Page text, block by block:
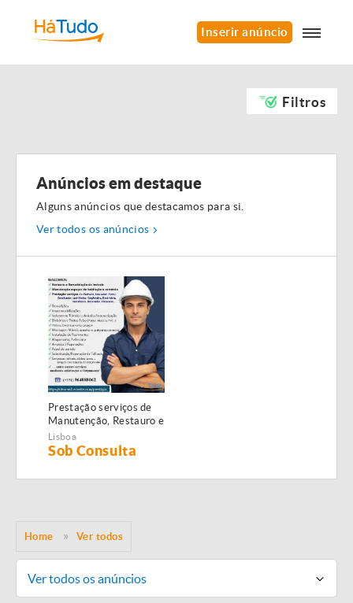
Inserir anúncio
Filtros
Anúncios em destaque
Alguns anúncios que destacamos para si.
Ver todos os anúncios
Prestação serviços de
Manutenção, Restauro e
Remodelação de
imóveis!
Lisboa
Sob Consulta
Home Ver todos
Ver todos os anúncios